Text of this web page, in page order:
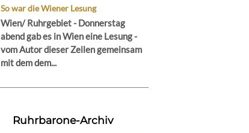
So war die Wiener Lesung
Wien/ Ruhrgebiet - Donnerstag
abend gab es in Wien eine Lesung -
vom Autor dieser Zeilen gemeinsam
mit dem dem...
Ruhrbarone-Archiv